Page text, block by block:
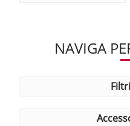
NAVIGA